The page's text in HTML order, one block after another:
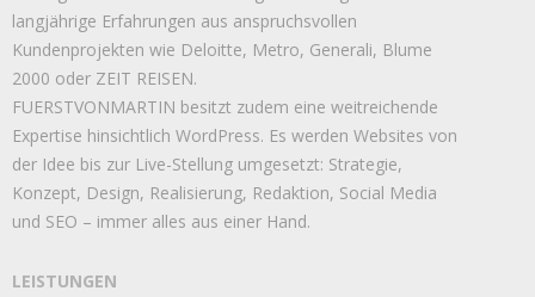
langjährige Erfahrungen aus anspruchsvollen
Kundenprojekten wie Deloitte, Metro, Generali, Blume
2000 oder ZEIT REISEN.
FUERSTVONMARTIN besitzt zudem eine weitreichende
Expertise hinsichtlich WordPress. Es werden Websites von
der Idee bis zur Live-Stellung umgesetzt: Strategie,
Konzept, Design, Realisierung, Redaktion, Social Media
und SEO – immer alles aus einer Hand.
LEISTUNGEN